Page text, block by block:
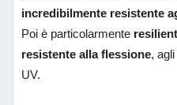
incredibilmente resistente
Poi è particolarmente
resistente alla flessione,
UV.